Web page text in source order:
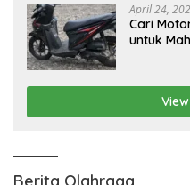
April 24,
Cari
untuk
Berita Olahraga